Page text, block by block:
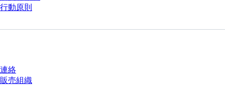
行動原則
連絡
販売組織